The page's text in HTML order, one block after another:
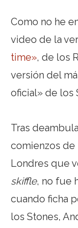
Como no he
video de la
time», de los
versión del
oficial» de los
Tras
comienzos de
Londres que
skiffle, no fue
cuando ficha
los Stones,